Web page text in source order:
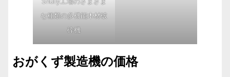
な種類の多機能木材破
砕機
おがくず製造機の価格